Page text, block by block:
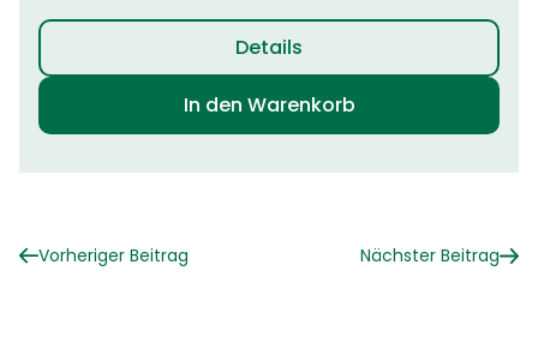
Details
In den Warenkorb
Vorheriger Beitrag Nächster Beitrag